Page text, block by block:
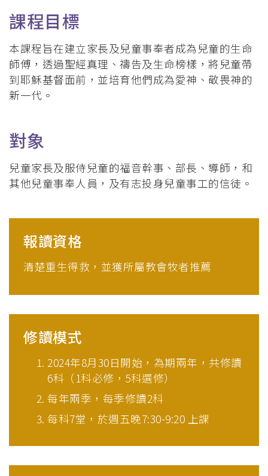
課程目標
本課程旨在建立家長及兒童事奉者成為兒童的生命
師傅，透過聖經真理、禱告及生命榜樣，將兒童帶
到耶穌基督面前，並培育他們成為愛神、敬畏神的
新一代。
對象
兒童家長及服侍兒童的福音幹事、部長、導師，和
其他兒童事奉人員，及有志投身兒童事工的信徒。
報讀資格
清楚重生得救，並獲所屬教會牧者推薦
修讀模式
2024年8月30日開始，為期兩年，共修讀
6科（1科必修，5科選修）
每年兩季，每季修讀2科
每科7堂，於週五晚7:30-9:20 上課